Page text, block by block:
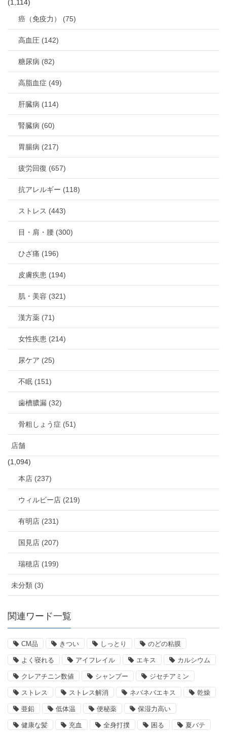
(1,114)
癌（免疫力） (75)
高血圧 (142)
糖尿病 (82)
高脂血症 (49)
肝臓病 (114)
腎臓病 (60)
胃腸病 (217)
疲労回復 (657)
抗アレルギー (118)
ストレス (443)
目・肩・腰 (300)
ひざ痛 (196)
皮膚疾患 (194)
肌・美容 (321)
漢方薬 (71)
女性疾患 (214)
尿ケア (25)
不眠 (151)
歯槽膿漏 (32)
骨粗しょう症 (51)
店舗
(1,094)
本店 (237)
ウィルビー店 (219)
有明店 (231)
国見店 (207)
瑞穂店 (199)
未分類 (3)
関連ワード一覧
CM品 きつい しっとり のどの粘膜
よく寝れる アイフレイル エキス カルシウム
クレアチニン数値 シャンプー ジセチアミン
ストレス ストレス解消 ネバネバエキス 乾燥
亜鉛 低体温 便秘薬 保湿力高い
健康な髪 充血 全身打撲 困る 夏バテ